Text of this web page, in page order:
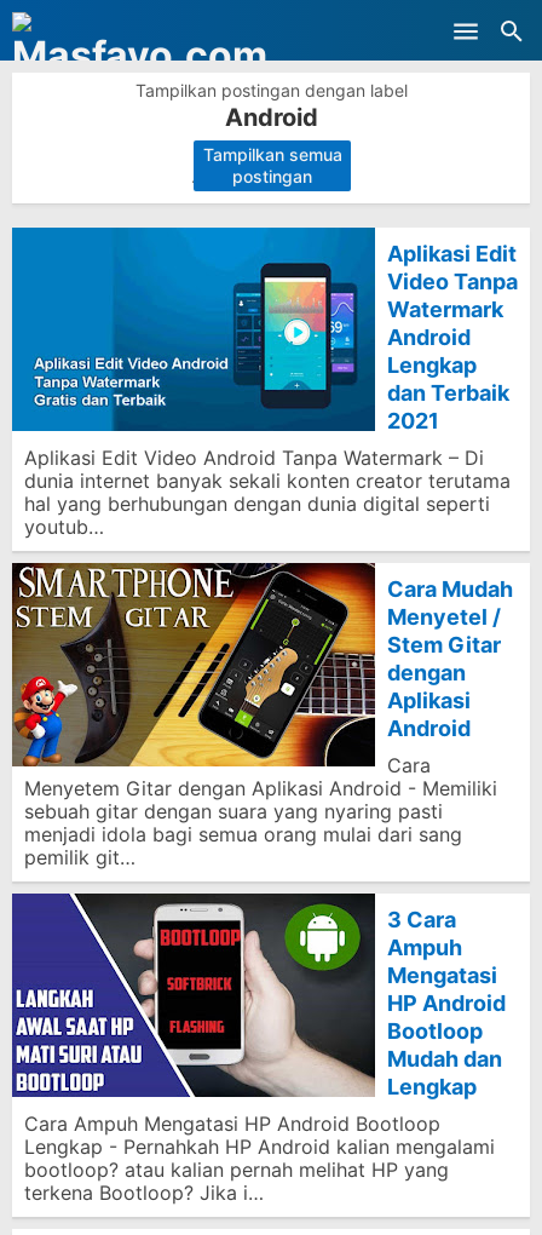
Tampilkan postingan dengan label
Android
.
Tampilkan semua
postingan
Aplikasi Edit
Video Tanpa
Watermark
Android
Lengkap
dan Terbaik
2021
Aplikasi Edit Video Android Tanpa Watermark – Di
dunia internet banyak sekali konten creator terutama
hal yang berhubungan dengan dunia digital seperti
youtub…
Cara Mudah
Menyetel /
Stem Gitar
dengan
Aplikasi
Android
Cara
Menyetem Gitar dengan Aplikasi Android - Memiliki
sebuah gitar dengan suara yang nyaring pasti
menjadi idola bagi semua orang mulai dari sang
pemilik git…
3 Cara
Ampuh
Mengatasi
HP Android
Bootloop
Mudah dan
Lengkap
Cara Ampuh Mengatasi HP Android Bootloop
Lengkap - Pernahkah HP Android kalian mengalami
bootloop? atau kalian pernah melihat HP yang
terkena Bootloop? Jika i…